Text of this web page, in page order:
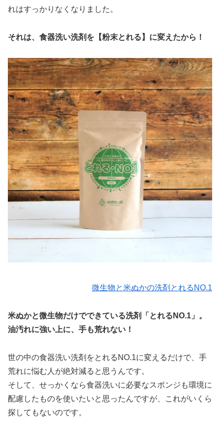
れはすっかりなくなりました。
それは、食器洗い洗剤を【粉末とれる】に変えたから！
微生物と米ぬかの洗剤とれるNO.1
米ぬかと微生物だけでできている洗剤「とれるNO.1」。
油汚れに強い上に、手も荒れない！
世の中の食器洗い洗剤をとれるNO.1に変えるだけで、手
荒れに悩む人が絶対減ると思うんです。
そして、せっかくなら食器洗いに必要なスポンジも環境に
配慮したものを使いたいと思ったんですが、これがいくら
探してもないのです。